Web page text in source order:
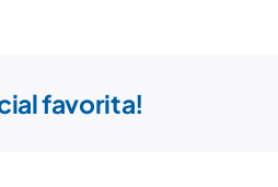
favorita!